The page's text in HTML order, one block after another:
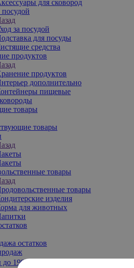
для сковород
посудой
за посудой
для посуды
средства
продуктов
продуктов
дополнительно
пищевые
товары
товары
товары
товары
изделия
для животных
остатков
199₽